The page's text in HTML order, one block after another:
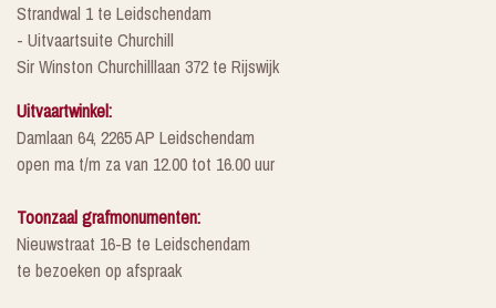
Strandwal 1 te Leidschendam
- Uitvaartsuite Churchill
Sir Winston Churchilllaan 372 te Rijswijk
Uitvaartwinkel:
Damlaan 64, 2265 AP Leidschendam
open ma t/m za van 12.00 tot 16.00 uur
Toonzaal grafmonumenten:
Nieuwstraat 16-B te Leidschendam
te bezoeken op afspraak